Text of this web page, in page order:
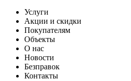
Услуги
Акции и скидки
Покупателям
Объекты
О нас
Новости
Безправок
Контакты